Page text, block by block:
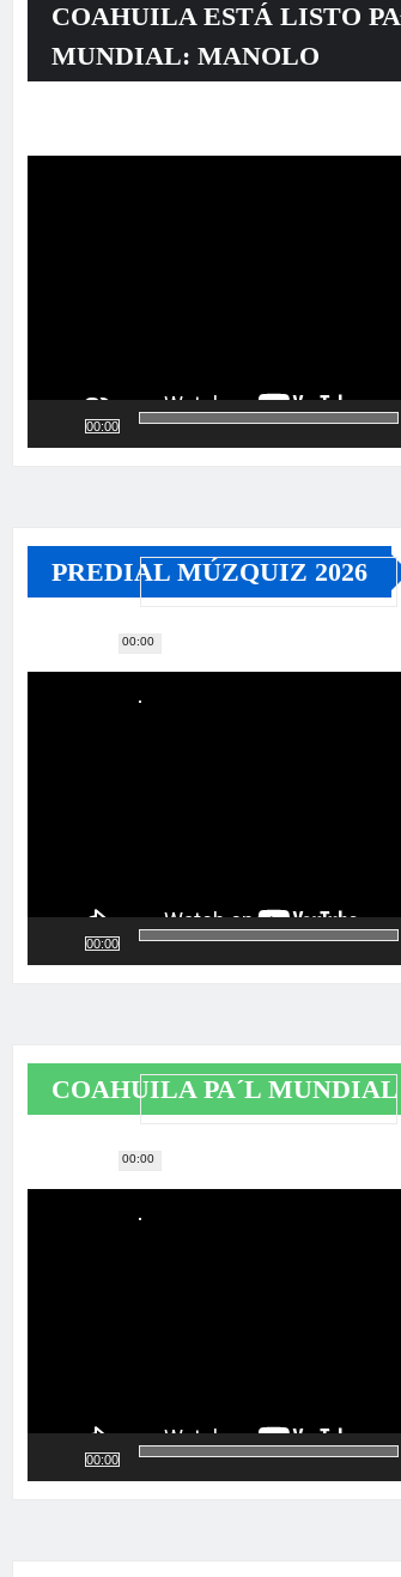
COAHUILA ESTÁ LISTO
MUNDIAL: MANOLO
00:00
00:00
PREDIAL MÚZQUIZ 2026
Reproductor
00:00
00:00
COAHUILA PA´L MUNDIAL
Reproductor
00:00